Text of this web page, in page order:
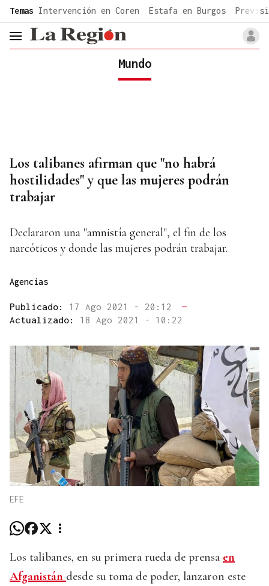
common.go-to-content
Temas Intervención en Coren Estafa en Burgos
header.menu.open
Mundo
Los talibanes afirman que "no habrá
hostilidades" y que las mujeres podrán
trabajar
Declararon una "amnistía general", el fin de los
narcóticos y donde las mujeres podrán trabajar.
Agencias
Publicado: 17 Ago 2021 - 20:12
—
Actualizado: 18 Ago 2021 - 10:22
EFE
Los talibanes, en su primera rueda de prensa en
Afganistán desde su toma de poder, lanzaron este